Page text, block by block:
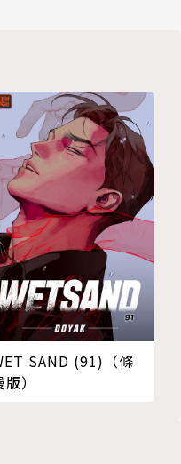
SAND (91)（條
）